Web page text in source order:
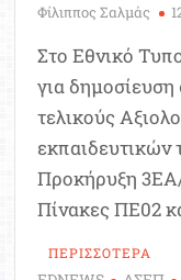
Φίλιππος Σαλμάς
Στο Εθνικό
για
τελικούς
Προκήρυξη
Πίνακες ΠΕ02
ΠΕΡΙΣΣΟΤΕΡΑ